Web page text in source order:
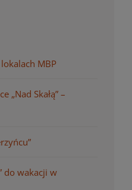
MBP
„Nad Skałą” –
do wakacji w